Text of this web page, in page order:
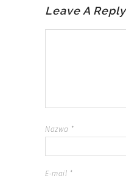
Leave A Reply
Nazwa *
E-mail *